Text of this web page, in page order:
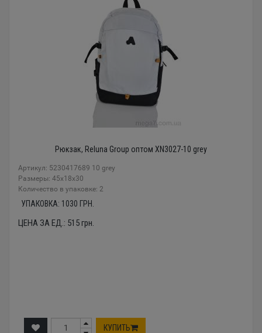
Рюкзак, Reluna Group оптом XN3027-10 grey
Артикул: 5230417689 10 grey
Размеры: 45x18x30
Количество в упаковке: 2
УПАКОВКА: 1030 ГРН.
ЦЕНА ЗА ЕД.: 515грн.
КУПИТЬ